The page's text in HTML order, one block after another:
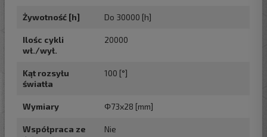
Żywotność [h] Do 30000 [h]
Ilośc cykli
wł./wył.
20000
Kąt rozsyłu
światła
100 [°]
Wymiary Φ73x28 [mm]
Współpraca ze
Nie